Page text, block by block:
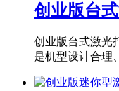
创业版台
创业版台式激光
是机型设计合理